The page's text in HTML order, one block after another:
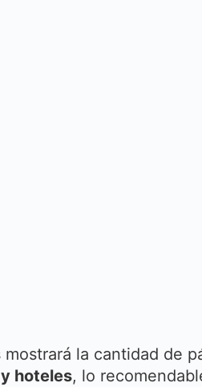
mostrará la cantidad de
hoteles, lo